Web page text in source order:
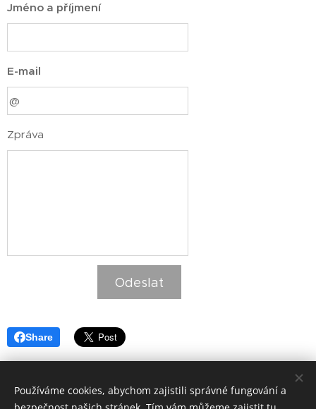
Jméno a příjmení
E-mail
Zpráva
Odeslat
Share
Používáme cookies, abychom zajistili správné fungování a